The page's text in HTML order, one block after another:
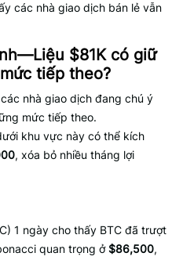
các nhà giao dịch bán lẻ vẫn
$81K có giữ
tiếp theo?
nhà giao dịch đang chú ý
mức tiếp theo.
khu vực này có thể kích
, xóa bỏ nhiều tháng lợi
1 ngày cho thấy BTC đã trượt
quan trọng ở$86,500,